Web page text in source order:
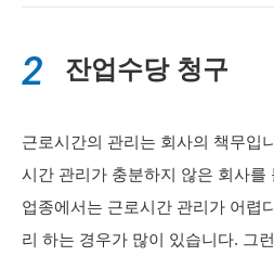
2 잔업수당 청구
근로시간의 관리는 회사의 책무입
시간 관리가 충분하지 않은 회사를
업종에서는 근로시간 관리가 어렵
리 하는 경우가 많이 있습니다. 그